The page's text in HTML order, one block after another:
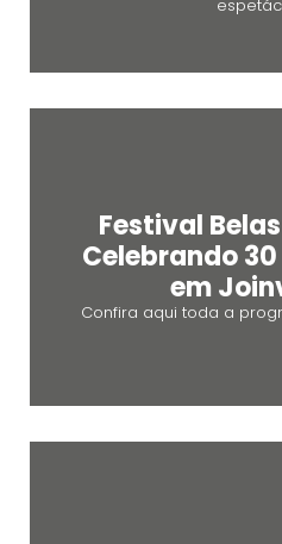
Festival
Celebrando
em
Confira aqui toda a